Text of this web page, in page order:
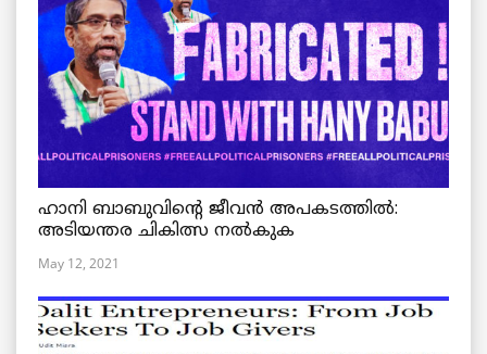
ഹാനി ബാബുവിന്റെ ജീവൻ അപകടത്തിൽ:
അടിയന്തര ചികിത്സ നൽകുക
May 12, 2021